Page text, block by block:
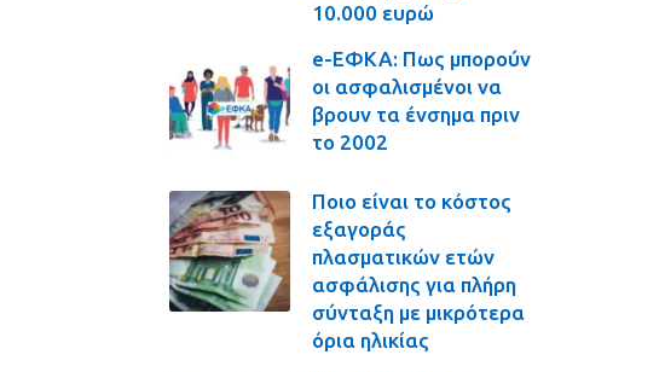
10.000 ευρώ
e-ΕΦΚΑ: Πως μπορούν
οι ασφαλισμένοι να
βρουν τα ένσημα πριν
το 2002
Ποιο είναι το κόστος
εξαγοράς
πλασματικών ετών
ασφάλισης για πλήρη
σύνταξη με μικρότερα
όρια ηλικίας